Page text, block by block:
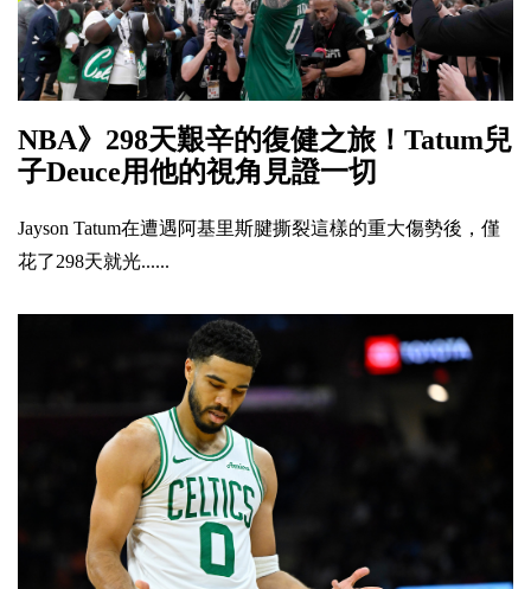
NBA》298天艱辛的復健之旅！Tatum兒
子Deuce用他的視角見證一切
Jayson Tatum在遭遇阿基里斯腱撕裂這樣的重大傷勢後，僅
花了298天就光......